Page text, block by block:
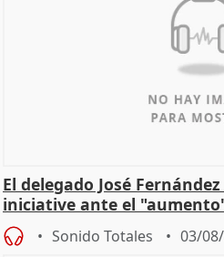
El delegado José
iniciative ante el
hogar en Madri
Sonido Totales 03/